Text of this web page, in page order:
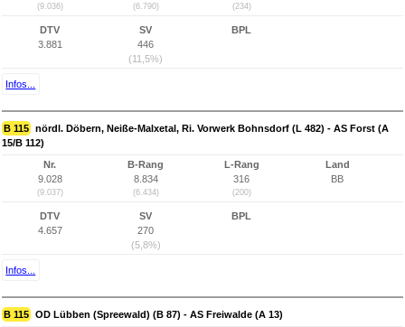
(9.036) (6.790) (234)
DTV
3.881
SV
446
(11,5%)
BPL
Infos...
B 115 nördl. Döbern, Neiße-Malxetal, Ri. Vorwerk Bohnsdorf (L 482) - AS Forst (A
15/B 112)
Nr.
9.028
(9.037)
B-Rang
8.834
(6.434)
L-Rang
316
(200)
Land
BB
DTV
4.657
SV
270
(5,8%)
BPL
Infos...
B 115 OD Lübben (Spreewald) (B 87) - AS Freiwalde (A 13)